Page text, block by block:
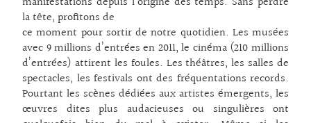
la tête, profitons de
ce moment pour sortir de notre quotidien. Les musées
avec 9 millions d’entrées en 2011, le cinéma (210 millions
d’entrées) attirent les foules. Les théâtres, les salles de
spectacles, les festivals ont des fréquentations records.
Pourtant les scènes dédiées aux artistes émergents, les
œuvres dites plus audacieuses ou singulières ont